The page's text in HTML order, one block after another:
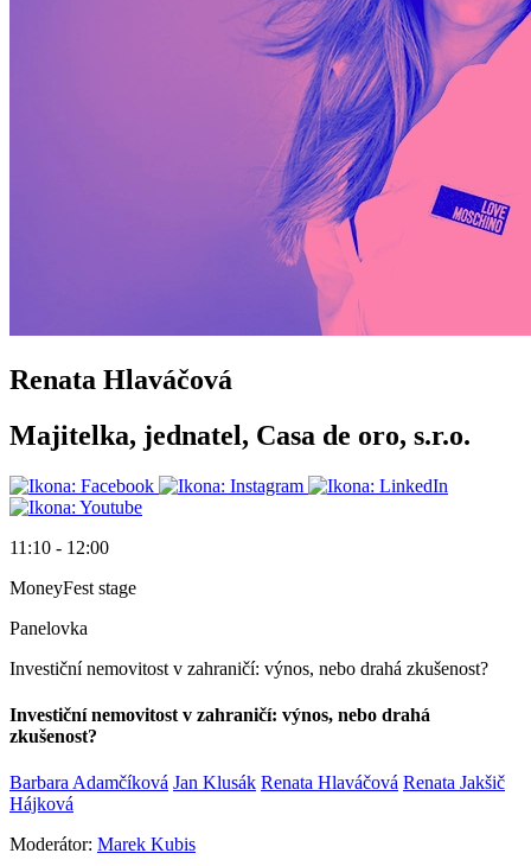
Renata Hlaváčová
Majitelka, jednatel, Casa de oro, s.r.o.
11:10 - 12:00
MoneyFest stage
Panelovka
Investiční nemovitost v zahraničí: výnos, nebo drahá zkušenost?
Investiční nemovitost v zahraničí: výnos, nebo drahá
zkušenost?
Barbara Adamčíková Jan Klusák Renata Hlaváčová Renata Jakšič
Hájková
Moderátor: Marek Kubis